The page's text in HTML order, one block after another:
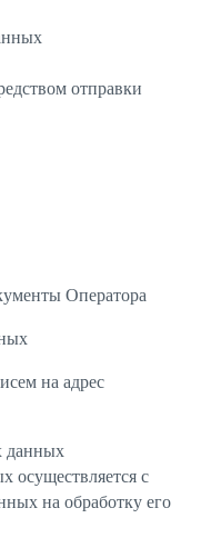
отправки
Оператора
на адрес
данных
осуществляется с
на обработку его